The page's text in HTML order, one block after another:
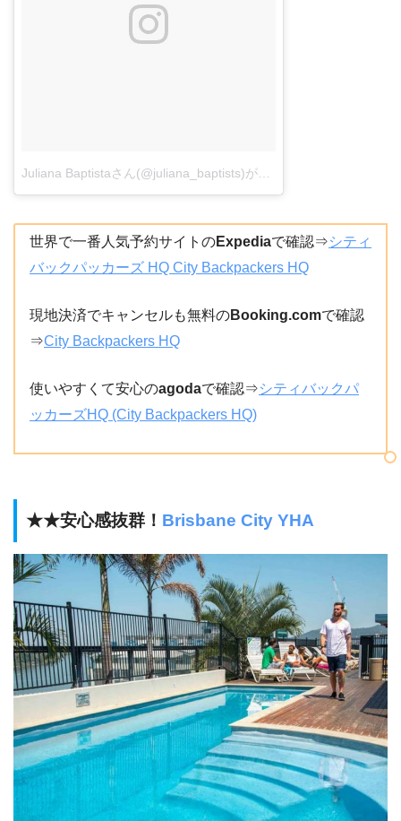
世界で一番人気予約サイトのExpediaで確認⇒シティ
バックパッカーズ HQ City Backpackers HQ
現地決済でキャンセルも無料のBooking.comで確認
⇒City Backpackers HQ
使いやすくて安心のagodaで確認⇒シティバックパ
ッカーズHQ (City Backpackers HQ)
★★安心感抜群！ Brisbane City YHA